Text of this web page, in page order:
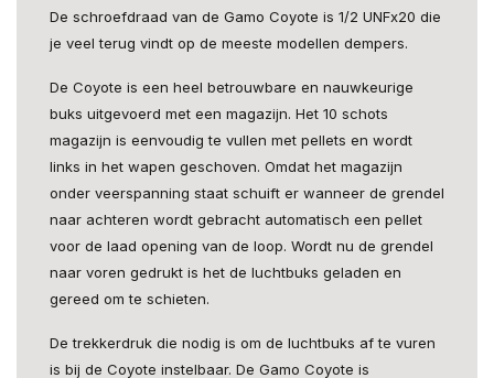
De schroefdraad van de Gamo Coyote is 1/2 UNFx20 die
je veel terug vindt op de meeste modellen dempers.
De Coyote is een heel betrouwbare en nauwkeurige
buks uitgevoerd met een magazijn. Het 10 schots
magazijn is eenvoudig te vullen met pellets en wordt
links in het wapen geschoven. Omdat het magazijn
onder veerspanning staat schuift er wanneer de grendel
naar achteren wordt gebracht automatisch een pellet
voor de laad opening van de loop. Wordt nu de grendel
naar voren gedrukt is het de luchtbuks geladen en
gereed om te schieten.
De trekkerdruk die nodig is om de luchtbuks af te vuren
is bij de Coyote instelbaar. De Gamo Coyote is